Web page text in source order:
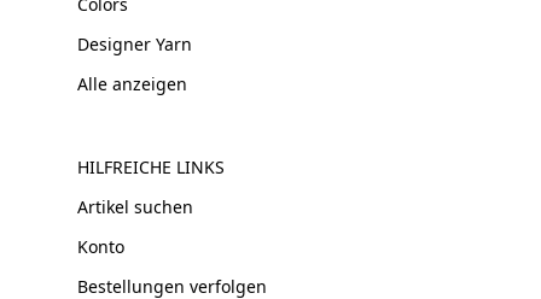
Designer Yarn
Alle anzeigen
HILFREICHE LINKS
Artikel suchen
Konto
Bestellungen verfolgen